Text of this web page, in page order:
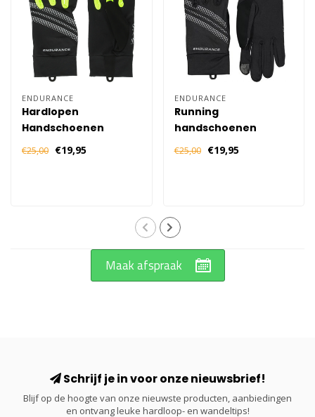
ENDURANCE
Hardlopen
Handschoenen
Winter
€25,00 €19,95
ENDURANCE
Running
handschoenen
€25,00 €19,95
Maak afspraak
Schrijf je in voor onze nieuwsbrief!
Blijf op de hoogte van onze nieuwste producten, aanbiedingen
en ontvang leuke hardloop- en wandeltips!